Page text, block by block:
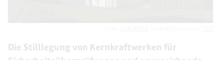
Die Stilllegung von Kernkraftwerken für